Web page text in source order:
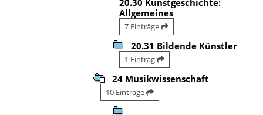
Allgemeines
7 Einträge
20.31 Bildende Künstler
1 Eintrag
24 Musikwissenschaft
10 Einträge